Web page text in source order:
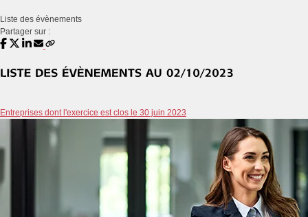
Liste des évènements
Partager sur :
Entreprises dont l'exercice est clos le 30 juin 2023